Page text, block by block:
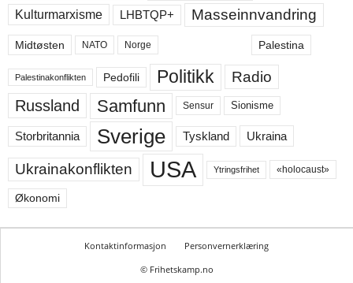
Kulturmarxisme LHBTQP+ Masseinnvandring
Midtøsten NATO Norge Palestina
Palestinakonflikten Pedofili Politikk Radio
Russland Samfunn Sensur Sionisme
Storbritannia Sverige Tyskland Ukraina
Ukrainakonflikten USA Ytringsfrihet «holocaust»
Økonomi
Kontaktinformasjon
Personvernerklæring
© Frihetskamp.no